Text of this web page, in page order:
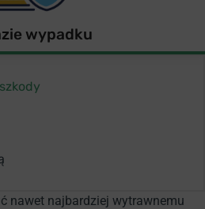
wypadku
nawet najbardziej wytrawnemu